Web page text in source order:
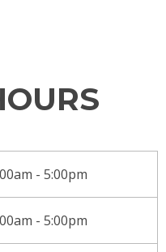
- 5:00pm
- 5:00pm